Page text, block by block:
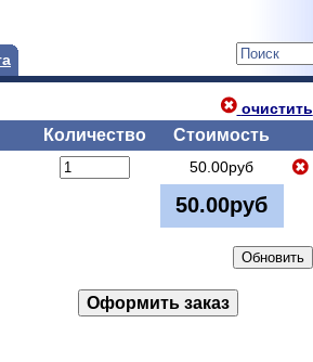
очистить
Количество Стоимость
50.00руб
50.00руб